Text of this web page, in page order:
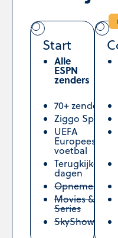
Start
Alle
ESPN
zenders
70+ zenders
Ziggo Sport
UEFA
Europees
voetbal
Terugkijken: 2
dagen
Opnemen
Movies &
Series
SkyShowtime